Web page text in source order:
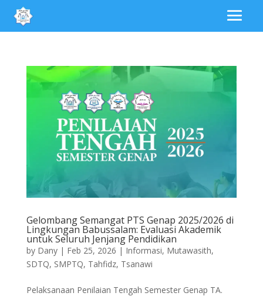
Gelombang Semangat PTS Genap 2025/2026 di
Lingkungan Babussalam: Evaluasi Akademik
untuk Seluruh Jenjang Pendidikan
by Dany| Feb 25, 2026 | Informasi, Mutawasith,
SDTQ, SMPTQ, Tahfidz, Tsanawi
Pelaksanaan Penilaian Tengah Semester Genap TA.